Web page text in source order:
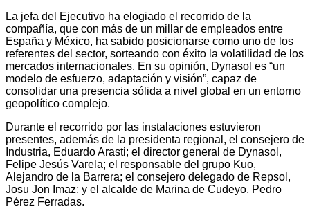
La jefa del Ejecutivo ha elogiado el recorrido de la
compañía, que con más de un millar de empleados entre
España y México, ha sabido posicionarse como uno de los
referentes del sector, sorteando con éxito la volatilidad de los
mercados internacionales. En su opinión, Dynasol es “un
modelo de esfuerzo, adaptación y visión”, capaz de
consolidar una presencia sólida a nivel global en un entorno
geopolítico complejo.
Durante el recorrido por las instalaciones estuvieron
presentes, además de la presidenta regional, el consejero de
Industria, Eduardo Arasti; el director general de Dynasol,
Felipe Jesús Varela; el responsable del grupo Kuo,
Alejandro de la Barrera; el consejero delegado de Repsol,
Josu Jon Imaz; y el alcalde de Marina de Cudeyo, Pedro
Pérez Ferradas.